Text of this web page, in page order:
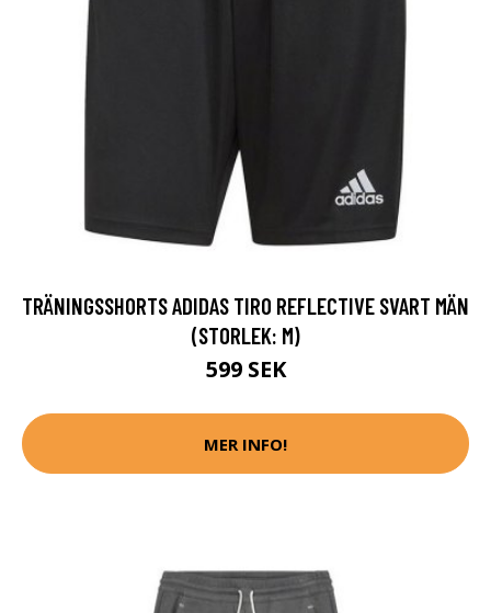
TRÄNINGSSHORTS ADIDAS TIRO REFLECTIVE SVART MÄN
(STORLEK: M)
599 SEK
MER INFO!